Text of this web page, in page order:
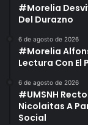
#Morelia
Del Durazno
6 de agosto de 2026
#Morelia
Lectura Con El
6 de agosto de 2026
#UMSNH
Nicolaitas A
Social